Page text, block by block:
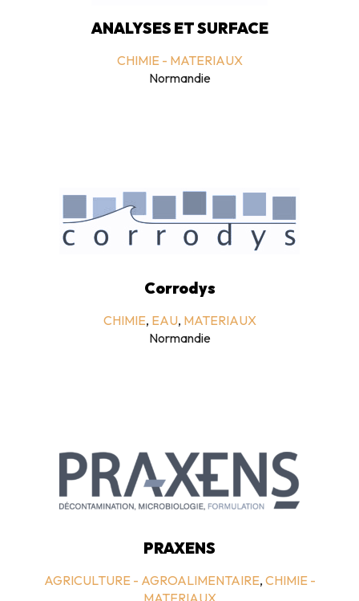
ANALYSES ET SURFACE
CHIMIE - MATERIAUX
Normandie
Corrodys
CHIMIE, EAU, MATERIAUX
Normandie
PRAXENS
AGRICULTURE - AGROALIMENTAIRE, CHIMIE -
MATERIAUX